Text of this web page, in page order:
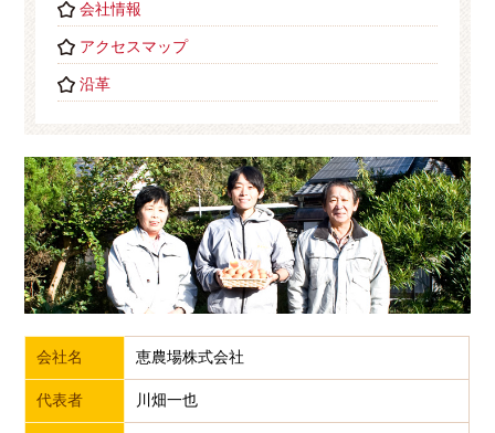
会社情報
アクセスマップ
沿革
会社名 恵農場株式会社
代表者 川畑一也